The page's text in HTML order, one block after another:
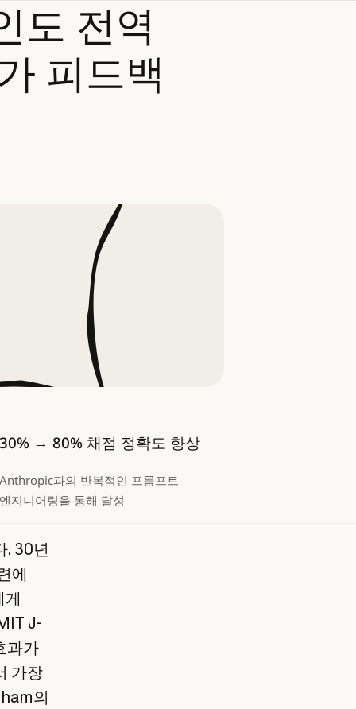
도 전역
피드백
30% → 80% 채점 정확도 향상
Anthropic과의 반복적인 프롬프트
엔지니어링을 통해 달성
. 30년
에
게
J-
과가
가장
의